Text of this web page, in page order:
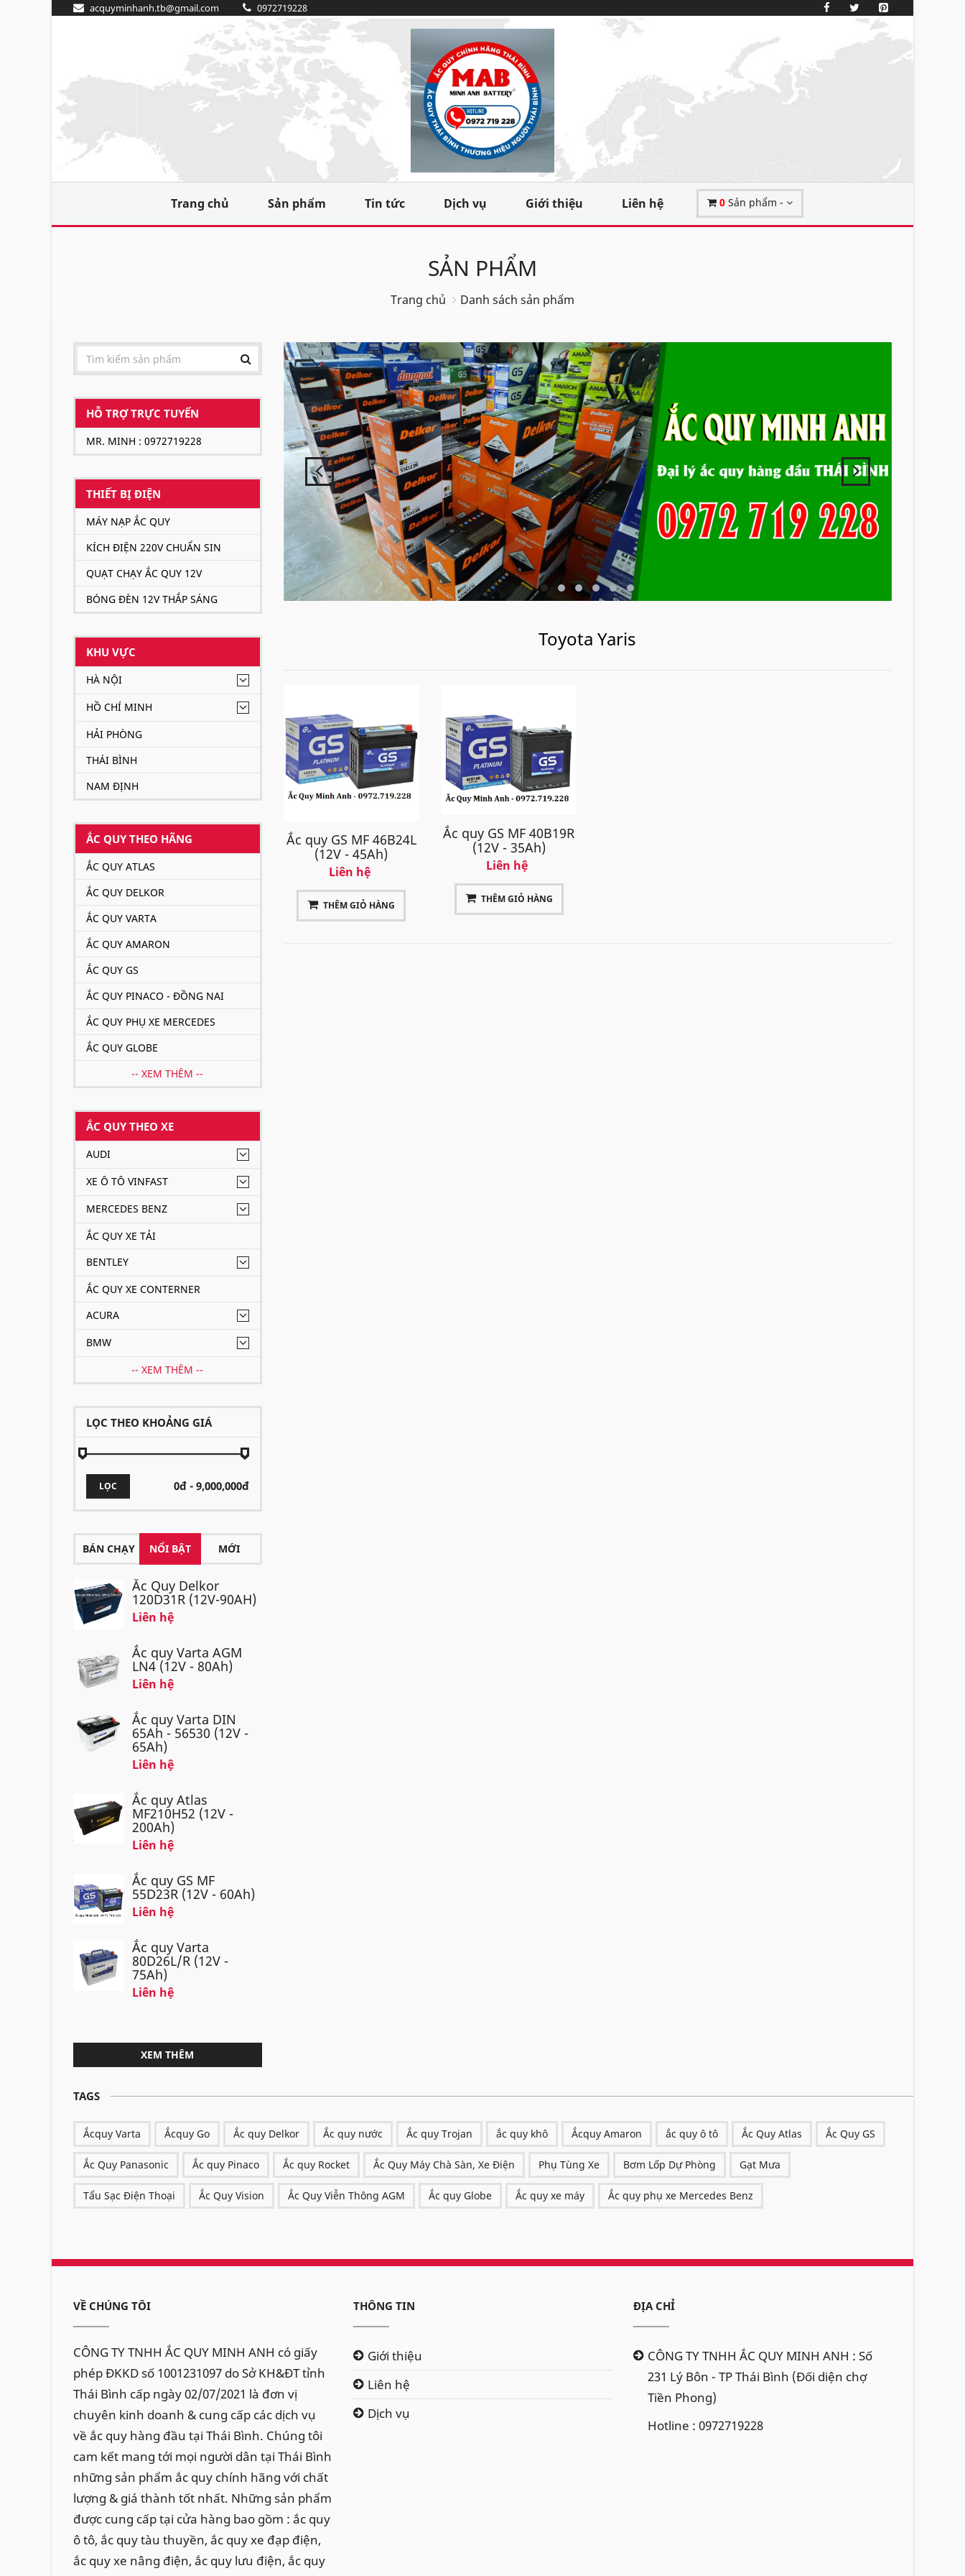
acquyminhanh.tb@gmail.com 0972719228
Trang chủ Sản phẩm Tin tức Dịch vụ Giới thiệu Liên hệ 0Sản phẩm -
SẢN PHẨM
Trang chủ Danh sách sản phẩm
HỖ TRỢ TRỰC TUYẾN
MR. MINH : 0972719228
THIẾT BỊ ĐIỆN
MÁY NẠP ẮC QUY
KÍCH ĐIỆN 220V CHUẨN SIN
QUẠT CHẠY ẮC QUY 12V
BÓNG ĐÈN 12V THẮP SÁNG
KHU VỰC
HÀ NỘI
HỒ CHÍ MINH
HẢI PHÒNG
THÁI BÌNH
NAM ĐỊNH
ẮC QUY THEO HÃNG
ẮC QUY ATLAS
ẮC QUY DELKOR
ẮC QUY VARTA
ẮC QUY AMARON
ẮC QUY GS
ẮC QUY PINACO - ĐỒNG NAI
ẮC QUY PHỤ XE MERCEDES
ẮC QUY GLOBE
-- XEM THÊM --
ẮC QUY THEO XE
AUDI
XE Ô TÔ VINFAST
MERCEDES BENZ
ẮC QUY XE TẢI
BENTLEY
ẮC QUY XE CONTERNER
ACURA
BMW
-- XEM THÊM --
LỌC THEO KHOẢNG GIÁ
LỌC
BÁN CHẠY NỔI BẬT MỚI
Ắc Quy Delkor
120D31R (12V-90AH)
Liên hệ
Ắc quy Varta AGM
LN4 (12V - 80Ah)
Liên hệ
Ắc quy Varta DIN
65Ah - 56530 (12V -
65Ah)
Liên hệ
Ắc quy Atlas
MF210H52 (12V -
200Ah)
Liên hệ
Ắc quy GS MF
55D23R (12V - 60Ah)
Liên hệ
Ắc quy Varta
80D26L/R (12V -
75Ah)
Liên hệ
XEM THÊM
Toyota Yaris
Ắc quy GS MF 46B24L
(12V - 45Ah)
Liên hệ
THÊM GIỎ HÀNG
Ắc quy GS MF 40B19R
(12V - 35Ah)
Liên hệ
THÊM GIỎ HÀNG
TAGS
Ắcquy Varta Ắcquy Go Ắc quy Delkor Ắc quy nước Ắc quy Trojan ắc quy khô Ắcquy Amaron ắc quy ô tô Ắc Quy Atlas Ắc Quy GS
Ắc Quy Panasonic Ắc quy Pinaco Ắc quy Rocket Ắc Quy Máy Chà Sàn, Xe Điện Phụ Tùng Xe Bơm Lốp Dự Phòng Gạt Mưa
Tẩu Sạc Điện Thoại Ắc Quy Vision Ắc Quy Viễn Thông AGM Ắc quy Globe Ắc quy xe máy Ắc quy phụ xe Mercedes Benz
VỀ CHÚNG TÔI
CÔNG TY TNHH ẮC QUY MINH ANH có giấy
phép ĐKKD số 1001231097 do Sở KH&ĐT tỉnh
Thái Bình cấp ngày 02/07/2021 là đơn vị
chuyên kinh doanh & cung cấp các dịch vụ
về ắc quy hàng đầu tại Thái Bình. Chúng tôi
cam kết mang tới mọi người dân tại Thái Bình
những sản phẩm ắc quy chính hãng với chất
lượng & giá thành tốt nhất. Những sản phẩm
được cung cấp tại cửa hàng bao gồm : ắc quy
ô tô, ắc quy tàu thuyền, ắc quy xe đạp điện,
ắc quy xe nâng điện, ắc quy lưu điện, ắc quy
THÔNG TIN
Giới thiệu
Liên hệ
Dịch vụ
ĐỊA CHỈ
CÔNG TY TNHH ẮC QUY MINH ANH : Số
231 Lý Bôn - TP Thái Bình (Đối diện chợ
Tiền Phong)
Hotline : 0972719228